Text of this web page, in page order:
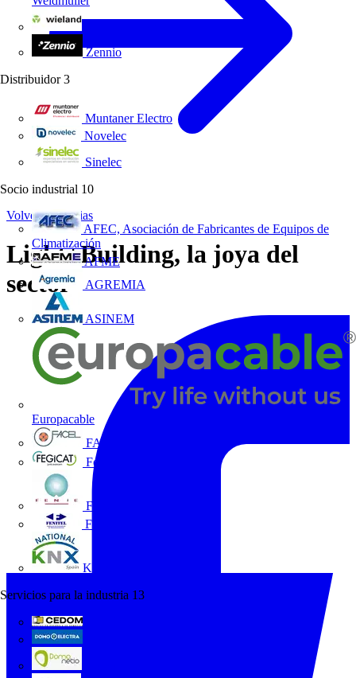
Zennio
Distribuidor 3
Muntaner Electro
Novelec
Sinelec
Socio industrial 10
AFEC, Asociación de Fabricantes de Equipos de
Climatización
AFME
AGREMIA
ASINEM
Europacable
FACEL
Fegicat
FENIE
FENITEL
KNX España
Servicios para la industria 13
Volver a Noticias
Light+Building, la joya del
sector